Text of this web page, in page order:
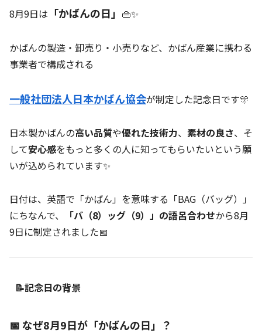
8月9日は 「かばんの日」 👜✨
かばんの製造・卸売り・小売りなど、かばん産業に携わる
事業者で構成される
一般社団法人日本かばん協会が制定した記念日です🎊
日本製かばんの高い品質や優れた技術力、 素材の良さ、そ
して安心感をもっと多くの人に知ってもらいたいという願
いが込められています✨
日付は、英語で「かばん」を意味する「BAG（バッグ）」
にちなんで、
「バ（8）ッグ（9）」の語呂合わせから8月
9日に制定されました📅
📝記念日の背景
📅 なぜ8月9日が「かばんの日」？